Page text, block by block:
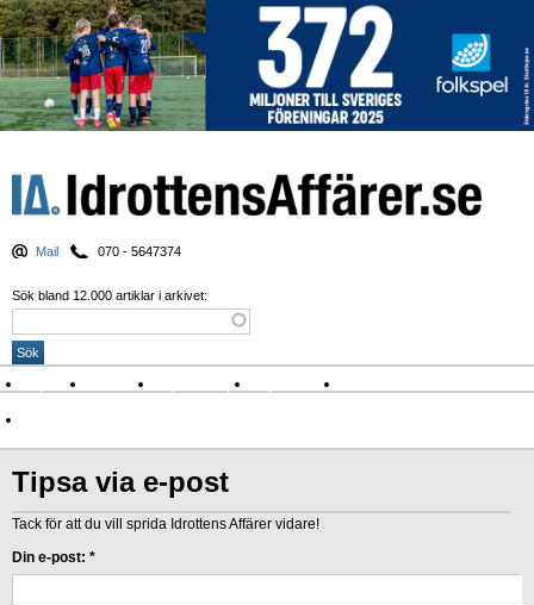
Mail 070 - 5647374
Sök bland 12.000 artiklar i arkivet:
Nyheter Krönikor Sport & spel Nyhetsbrev
Tipsa via e-post
Tack för att du vill sprida Idrottens Affärer vidare!
Din e-post: *